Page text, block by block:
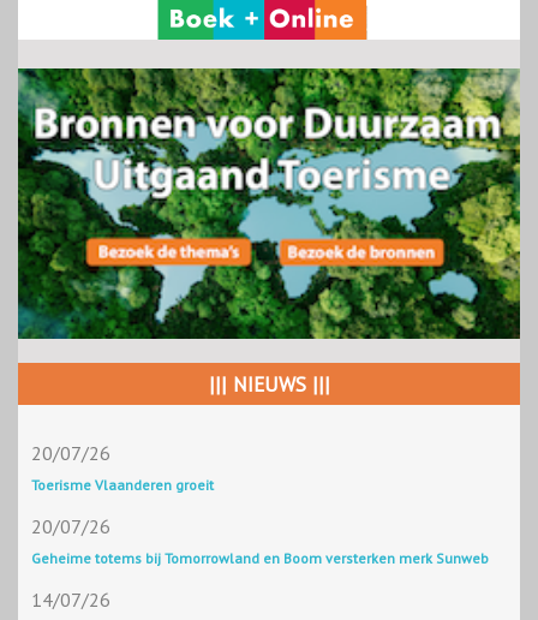
||| NIEUWS |||
20/07/26
Toerisme Vlaanderen groeit
20/07/26
Geheime totems bij Tomorrowland en Boom versterken merk Sunweb
14/07/26